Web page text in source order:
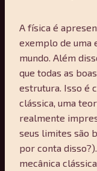
A física é
exemplo de uma
mundo. Além
que todas as
estrutura. Isso é
clássica, uma
realmente
seus limites são
por conta
mecânica